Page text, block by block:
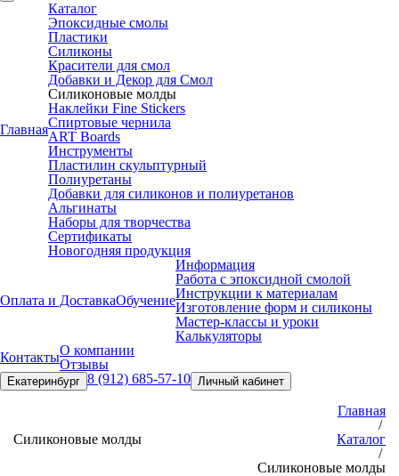
Главная
Каталог
Эпоксидные смолы
Пластики
Силиконы
Красители для смол
Добавки и Декор для Смол
Силиконовые молды
Наклейки Fine Stickers
Спиртовые чернила
ART Boards
Инструменты
Пластилин скульптурный
Полиуретаны
Добавки для силиконов и полиуретанов
Альгинаты
Наборы для творчества
Сертификаты
Новогодняя продукция
Оплата и ДоставкаОбучение
Информация
Работа с эпоксидной смолой
Инструкции к материалам
Изготовление форм и силиконы
Мастер-классы и уроки
Калькуляторы
КонтактыО компании
Отзывы
Екатеринбург 8 (912) 685-57-10 Личный кабинет
Силиконовые молды
Главная
/
Каталог
/
Силиконовые молды